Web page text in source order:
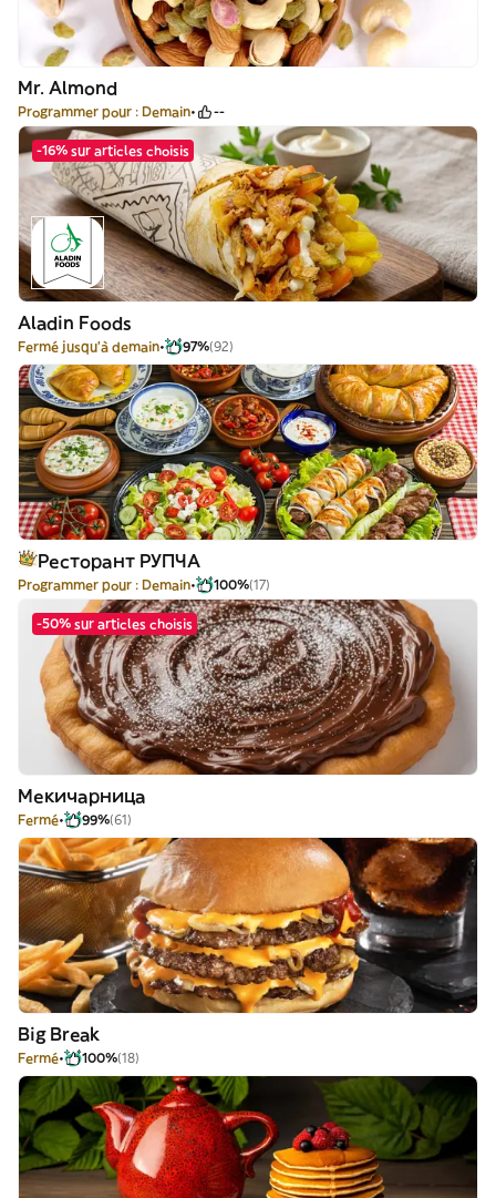
Mr. Almond
Programmer pour : Demain --
-16% sur articles choisis
Aladin Foods
Fermé jusqu'à demain 97%(92)
Ресторант РУПЧА
Programmer pour : Demain 100%(17)
-50% sur articles choisis
Мекичарница
Fermé 99%(61)
Big Break
Fermé 100%(18)